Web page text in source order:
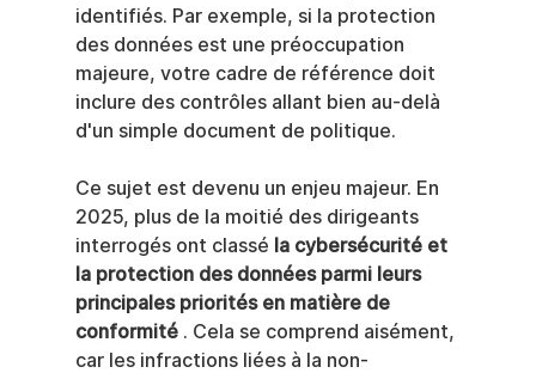
identifiés. Par exemple, si la protection
des données est une préoccupation
majeure, votre cadre de référence doit
inclure des contrôles allant bien au-delà
d'un simple document de politique.
Ce sujet est devenu un enjeu majeur. En
2025, plus de la moitié des dirigeants
interrogés ont classé la cybersécurité et
la protection des données parmi leurs
principales priorités en matière de
conformité . Cela se comprend aisément,
car les infractions liées à la non-